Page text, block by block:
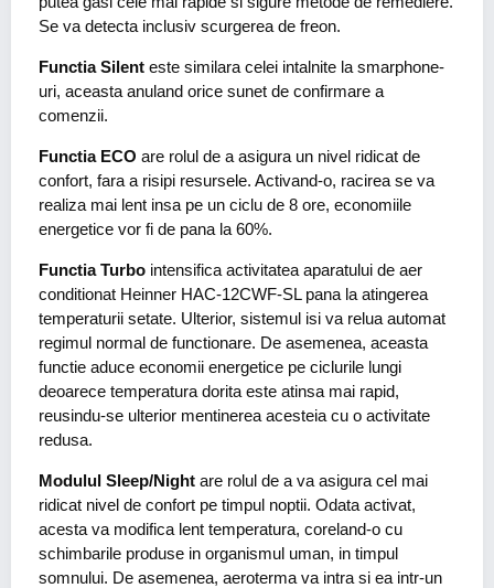
Se va detecta inclusiv scurgerea de freon.
Functia Silent este similara celei intalnite la smarphone-
uri, aceasta anuland orice sunet de confirmare a
comenzii.
Functia ECO are rolul de a asigura un nivel ridicat de
confort, fara a risipi resursele. Activand-o, racirea se va
realiza mai lent insa pe un ciclu de 8 ore, economiile
energetice vor fi de pana la 60%.
Functia Turbo intensifica activitatea aparatului de aer
conditionat Heinner HAC-12CWF-SL pana la atingerea
temperaturii setate. Ulterior, sistemul isi va relua automat
regimul normal de functionare. De asemenea, aceasta
functie aduce economii energetice pe ciclurile lungi
deoarece temperatura dorita este atinsa mai rapid,
reusindu-se ulterior mentinerea acesteia cu o activitate
redusa.
Modulul Sleep/Night are rolul de a va asigura cel mai
ridicat nivel de confort pe timpul noptii. Odata activat,
acesta va modifica lent temperatura, coreland-o cu
schimbarile produse in organismul uman, in timpul
somnului. De asemenea, aeroterma va intra si ea intr-un